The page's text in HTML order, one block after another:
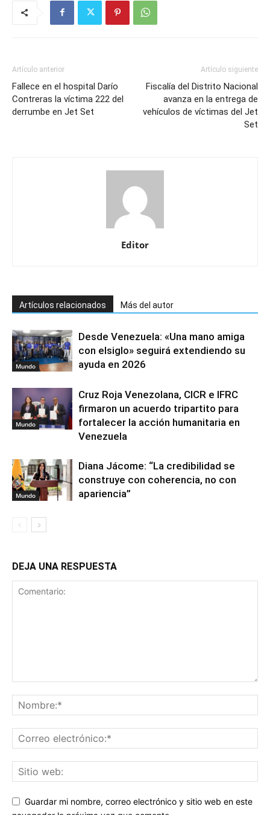
Artículo anterior
Fallece en el hospital Darío
Contreras la víctima 222 del
derrumbe en Jet Set
Artículo siguiente
Fiscalía del Distrito Nacional
avanza en la entrega de
vehículos de víctimas del Jet
Set
Editor
Artículos relacionados Más del autor
Mundo
Desde Venezuela: «Una mano amiga
con elsiglo» seguirá extendiendo su
ayuda en 2026
Mundo
Cruz Roja Venezolana, CICR e IFRC
firmaron un acuerdo tripartito para
fortalecer la acción humanitaria en
Venezuela
Mundo
Diana Jácome: “La credibilidad se
construye con coherencia, no con
apariencia”
DEJA UNA RESPUESTA
Guardar mi nombre, correo electrónico y sitio web en este